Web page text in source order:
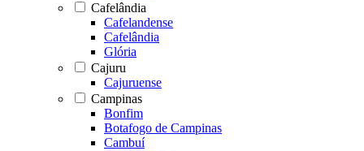
Cafelândia
Cafelandense
Cafelândia
Glória
Cajuru
Cajuruense
Campinas
Bonfim
Botafogo de Campinas
Cambuí